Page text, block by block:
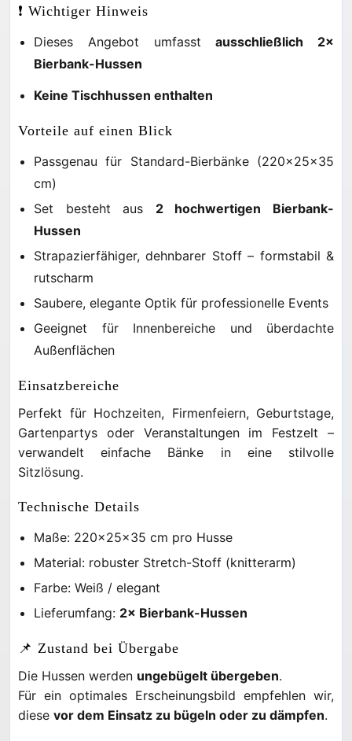
❗ Wichtiger Hinweis
Dieses Angebot umfasstausschließlich 2×
Bierbank-Hussen
Keine Tischhussen enthalten
Vorteile auf einen Blick
Passgenau für Standard-Bierbänke (220×25×35
cm)
Set besteht aus 2 hochwertigen Bierbank-
Hussen
Strapazierfähiger, dehnbarer Stoff – formstabil &
rutscharm
Saubere, elegante Optik für professionelle Events
Geeignet für Innenbereiche und überdachte
Außenflächen
Einsatzbereiche
Perfekt für Hochzeiten, Firmenfeiern, Geburtstage,
Gartenpartys oder Veranstaltungen im Festzelt –
verwandelt einfache Bänke in eine stilvolle
Sitzlösung.
Technische Details
Maße: 220×25×35 cm pro Husse
Material: robuster Stretch-Stoff (knitterarm)
Farbe: Weiß / elegant
Lieferumfang: 2× Bierbank-Hussen
📌 Zustand bei Übergabe
Die Hussen werden ungebügelt übergeben.
Für ein optimales Erscheinungsbild empfehlen wir,
diese vor dem Einsatz zu bügeln oder zu dämpfen.